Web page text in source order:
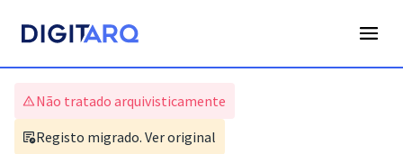
Não tratado arquivisticamente
Registo migrado. Ver original